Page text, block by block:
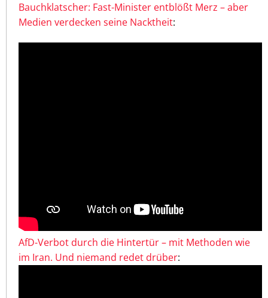
Bauchklatscher: Fast-Minister entblößt Merz – aber
Medien verdecken seine Nacktheit:
AfD-Verbot durch die Hintertür – mit Methoden wie
im Iran. Und niemand redet drüber: